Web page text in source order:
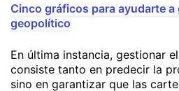
Cinco gráficos para ayudarte
geopolítico
En última instancia, gestionar
consiste tanto en predecir la
sino en garantizar que las